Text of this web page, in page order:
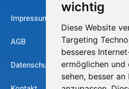
wichtig
Diese Website
Targeting
besseres
ermöglichen und
sehen, besser
Impressum
AGB
Datenschutz